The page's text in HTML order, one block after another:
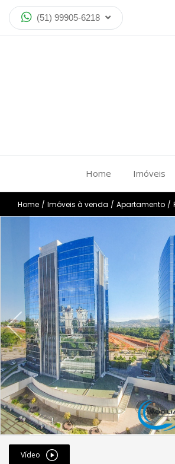
(51) 99905-6218
Home Imóveis
Home / Imóveis à venda / Apartamento /
Vídeo